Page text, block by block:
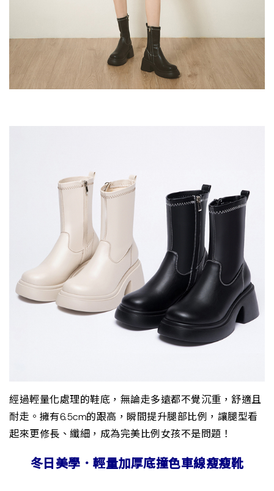
經過輕量化處理的鞋底，無論走多遠都不覺沉重，舒適且
耐走。擁有6.5cm的跟高，瞬間提升腿部比例，讓腿型看
起來更修長、纖細，成為完美比例女孩不是問題！
冬日美學．輕量加厚底撞色車線瘦瘦靴